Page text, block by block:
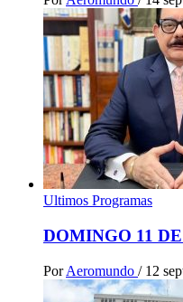
Ultimos Programas
DOMINGO 11
Por Aeromundo / 12